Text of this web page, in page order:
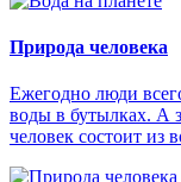
Природа человека
Ежегодно люди
воды в бутылках. А
человек состоит из